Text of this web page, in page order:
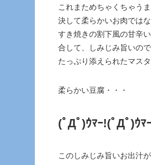
これまためちゃくちゃうま
決して柔らかいお肉では
すき焼きの割下風の甘辛
合して、しみじみ旨いので
たっぷり添えられたマス
柔らかい豆腐・・・
(ﾟДﾟ)ｳﾏｰ!(ﾟДﾟ)ｳﾏ
このしみじみ旨いお出汁